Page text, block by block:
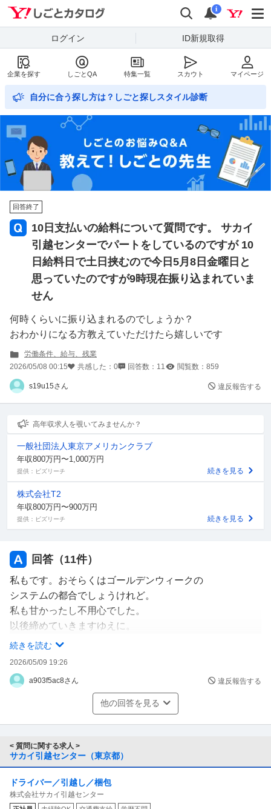
Yahoo!しごとカタログ
検索
通知
i
ログイン ID新規取得
企業を探す しごとQA 特集一覧 スカウト マイページ
自分に合う探し方は？しごと探しスタイル診断
回答終了
10日支払いの給料について質問です。 サカイ
引越センターでパートをしているのですが 10
日給料日で土日挟むので今日5月8日金曜日と
思っていたのですが9時現在振り込まれていま
せん
何時くらいに振り込まれるのでしょうか？
おわかりになる方教えていただけたら嬉しいです
労働条件、給与、残業
2026/05/08 00:15
共感した： 0 回答数： 11 閲覧数： 859
s19u15さん 違反報告する
高年収求人を覗いてみませんか？
一般社団法人東京アメリカンクラブ
年収800万円〜1,000万円
提供：ビズリーチ 続きを見る
株式会社T2
年収800万円〜900万円
提供：ビズリーチ 続きを見る
回答（11件）
私もです。おそらくはゴールデンウィークの
システムの都合でしょうけれど。
私も甘かったし不用心でした。
以後締めていきますゆえに。
皆さんは私にとっての大先輩です。
尊敬しております。
いつもお疲れ様です。
続きを読む
2026/05/09 19:26
a903f5ac8さん 違反報告する
他の回答を見る
< 質問に関する求人 >
サカイ引越センター（東京都）
ドライバー／引越し／梱包
株式会社サカイ引越センター